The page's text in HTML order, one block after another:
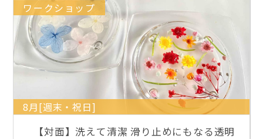
ワークショップ
8月[週末・祝日]
【対面】洗えて清潔 滑り止めにもなる透明